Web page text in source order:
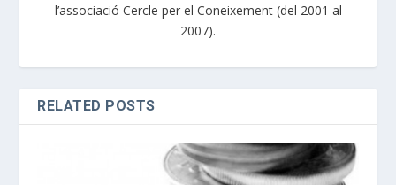
l’associació Cercle per el Coneixement (del 2001 al
2007).
RELATED POSTS